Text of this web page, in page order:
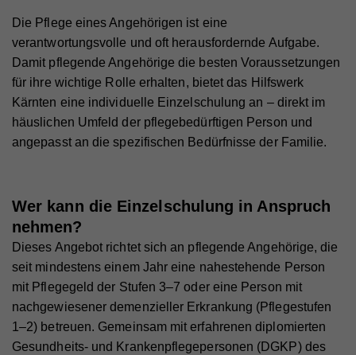
Die Pflege eines Angehörigen ist eine
verantwortungsvolle und oft herausfordernde Aufgabe.
Damit pflegende Angehörige die besten Voraussetzungen
für ihre wichtige Rolle erhalten, bietet das Hilfswerk
Kärnten eine individuelle Einzelschulung an – direkt im
häuslichen Umfeld der pflegebedürftigen Person und
angepasst an die spezifischen Bedürfnisse der Familie.
Wer kann die Einzelschulung in Anspruch
nehmen?
Dieses Angebot richtet sich an pflegende Angehörige, die
seit mindestens einem Jahr eine nahestehende Person
mit Pflegegeld der Stufen 3–7 oder eine Person mit
nachgewiesener demenzieller Erkrankung (Pflegestufen
1–2) betreuen. Gemeinsam mit erfahrenen diplomierten
Gesundheits- und Krankenpflegepersonen (DGKP) des
Versucht, die Benutzerbandbreite auf Seiten mit
integrierten YouTube-Videos zu schätzen.
Name vuid
Anbieter Vimeo
Zweck Wird verwendet, um Vimeo-Inhalte zu entsperren.
Name _gat
Anbieter Whatchado
Laufzeit 1 Minute
Anbieter Facebook
Zweck
Beinhaltet eine eindeutige Browser und Benutzer
Name
Anbieter Google Analytics
2 Jahre
Registriert eine eindeutige ID, die verwendet wird,
um statistische Daten dazu, wie der Besucher die
Website nutzt, zu generieren.
Name _gat
Anbieter Google Universal Analytics
Laufzeit 1 Minute
Zweck
Wird von Google Analytics verwendet, um die
Externe Inhalte
Mit dieser Einstellung werden externe Inhalte auf
unserer Webseite zugelassen, die von Drittanbietern
stammen (z.B. Inlineframes). Dabei werden
technische Daten (z.B. IP-Adresse) automatisch an
die jeweiligen Drittanbieter übermittelt, damit deren